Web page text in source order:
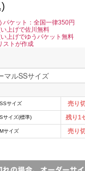
パケット：全国一律350円
上げで佐川無料
上げでゆうパケット無料
ストが作成